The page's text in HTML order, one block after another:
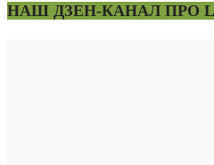
НАШ ДЗЕН-КАНАЛ ПРО